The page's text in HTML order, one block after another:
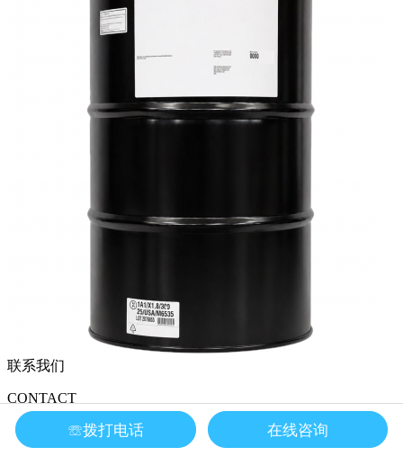
联系我们
CONTACT
深圳市华莱实业有限公司
☏拨打电话 在线咨询